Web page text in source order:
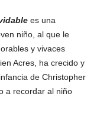
es una
niño, al que le
y vivaces
Acres, ha crecido y
de Christopher
a recordar al niño